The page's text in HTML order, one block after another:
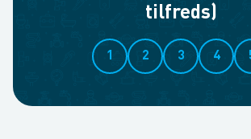
tilfreds)
1 2 3 4